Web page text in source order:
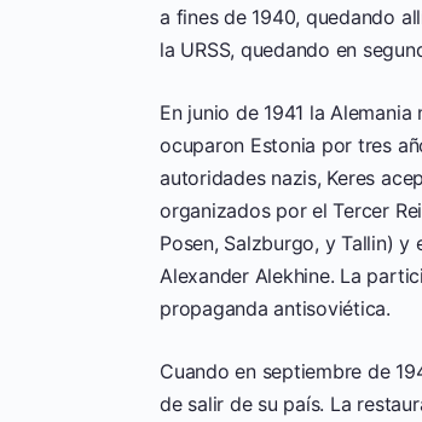
a fines de 1940, quedando
la URSS, quedando en
En junio de 1941 la
ocuparon Estonia por tres
autoridades nazis, Keres
organizados por el Tercer
Posen, Salzburgo, y Tallin)
Alexander Alekhine. La
propaganda antisoviética.
Cuando en septiembre de
de salir de su país. La